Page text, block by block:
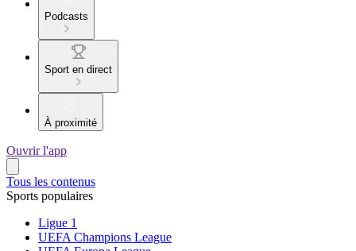
Podcasts
Sport en direct
À proximité
Ouvrir l'app
Tous les contenus
Sports populaires
Ligue 1
UEFA Champions League